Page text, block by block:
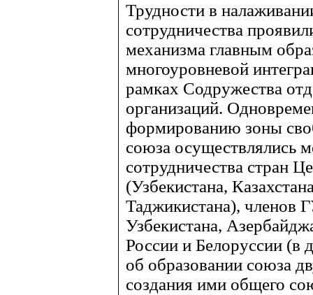
Трудности в
сотрудничества
механизма главным
многоуровневой
рамках Содружества
организаций.
формированию зоны
союза осуществлялись
сотрудничества стран
(Узбекистана,
Таджикистана),
Узбекистана,
России и Белоруссии (в
об образовании союза
создания ими общего